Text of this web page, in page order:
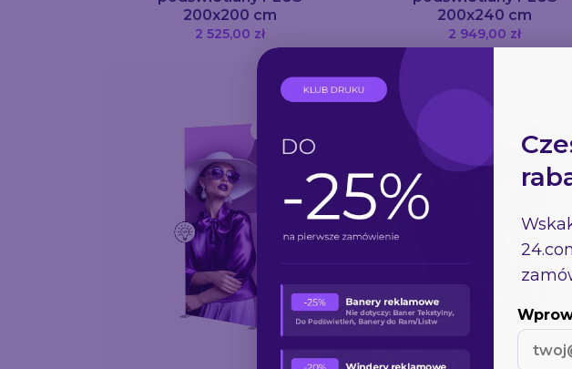
200x200 cm
2 525,00 zł
200x240 cm
2 949,00 zł